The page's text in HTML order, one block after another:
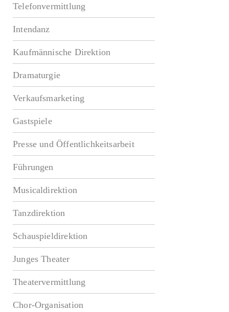
Telefonvermittlung
Intendanz
Kaufmännische Direktion
Dramaturgie
Verkaufsmarketing
Gastspiele
Presse und Öffentlichkeitsarbeit
Führungen
Musicaldirektion
Tanzdirektion
Schauspieldirektion
Junges Theater
Theatervermittlung
Chor-Organisation